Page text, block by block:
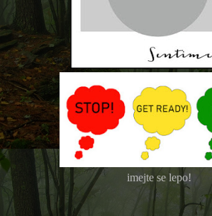
imejte se lepo!